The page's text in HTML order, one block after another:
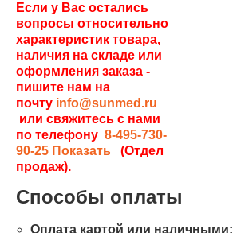
Если у Вас остались
вопросы относительно
характеристик товара,
наличия на складе или
оформления заказа -
пишите нам на
почту info@sunmed.ru
или свяжитесь с нами
по телефону 8-495-730-
90-25 Показать (Отдел
продаж).
Способы оплаты
Оплата картой или наличными;